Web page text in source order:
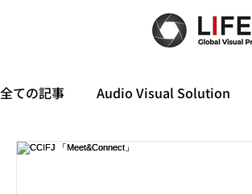
全ての記事 Audio Visual Solution